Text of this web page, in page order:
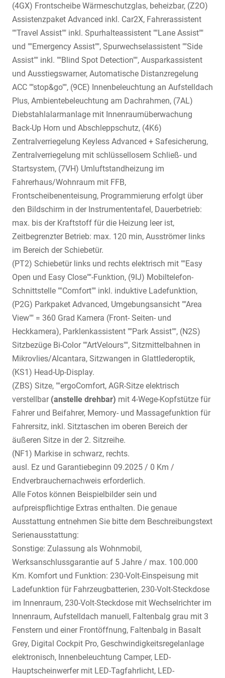
(4GX) Frontscheibe Wärmeschutzglas, beheizbar, (Z2O)
Assistenzpaket Advanced inkl. Car2X, Fahrerassistent
""Travel Assist"" inkl. Spurhalteassistent ""Lane Assist""
und ""Emergency Assist"", Spurwechselassistent ""Side
Assist"" inkl. ""Blind Spot Detection"", Ausparkassistent
und Ausstiegswarner, Automatische Distanzregelung
ACC ""stop&go"", (9CE) Innenbeleuchtung an Aufstelldach
Plus, Ambientebeleuchtung am Dachrahmen, (7AL)
Diebstahlalarmanlage mit Innenraumüberwachung
Back-Up Horn und Abschleppschutz, (4K6)
Zentralverriegelung Keyless Advanced + Safesicherung,
Zentralverriegelung mit schlüssellosem Schließ- und
Startsystem, (7VH) Umluftstandheizung im
Fahrerhaus/Wohnraum mit FFB,
Frontscheibenenteisung, Programmierung erfolgt über
den Bildschirm in der Instrumententafel, Dauerbetrieb:
max. bis der Kraftstoff für die Heizung leer ist,
Zeitbegrenzter Betrieb: max. 120 min, Ausströmer links
im Bereich der Schiebetür.
(PT2) Schiebetür links und rechts elektrisch mit ""Easy
Open und Easy Close""-Funktion, (9IJ) Mobiltelefon-
Schnittstelle ""Comfort"" inkl. induktive Ladefunktion,
(P2G) Parkpaket Advanced, Umgebungsansicht ""Area
View"" = 360 Grad Kamera (Front- Seiten- und
Heckkamera), Parklenkassistent ""Park Assist"", (N2S)
Sitzbezüge Bi-Color ""ArtVelours"", Sitzmittelbahnen in
Mikrovlies/Alcantara, Sitzwangen in Glattlederoptik,
(KS1) Head-Up-Display.
(ZBS) Sitze, ""ergoComfort, AGR-Sitze elektrisch
verstellbar (anstelle drehbar) mit 4-Wege-Kopfstütze für
Fahrer und Beifahrer, Memory- und Massagefunktion für
Fahrersitz, inkl. Sitztaschen im oberen Bereich der
äußeren Sitze in der 2. Sitzreihe.
(NF1) Markise in schwarz, rechts.
ausl. Ez und Garantiebeginn 09.2025 / 0 Km /
Endverbrauchernachweis erforderlich.
Alle Fotos können Beispielbilder sein und
aufpreispflichtige Extras enthalten. Die genaue
Ausstattung entnehmen Sie bitte dem Beschreibungstext
Serienausstattung:
Sonstige: Zulassung als Wohnmobil,
Werksanschlussgarantie auf 5 Jahre / max. 100.000
Km. Komfort und Funktion: 230-Volt-Einspeisung mit
Ladefunktion für Fahrzeugbatterien, 230-Volt-Steckdose
im Innenraum, 230-Volt-Steckdose mit Wechselrichter im
Innenraum, Aufstelldach manuell, Faltenbalg grau mit 3
Fenstern und einer Frontöffnung, Faltenbalg in Basalt
Grey, Digital Cockpit Pro, Geschwindigkeitsregelanlage
elektronisch, Innenbeleuchtung Camper, LED-
Hauptscheinwerfer mit LED-Tagfahrlicht, LED-